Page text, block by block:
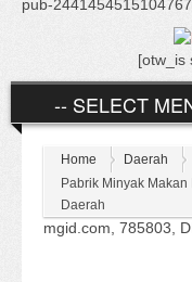
pub-
[otw_is
Home Daerah
Pabrik Minyak
Daerah
mgid.com, 785803,